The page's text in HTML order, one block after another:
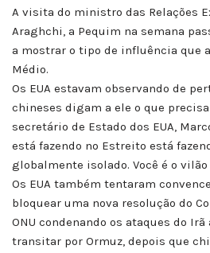
A visita do ministro das Relações
Araghchi, a Pequim na semana
a mostrar o tipo de influência que
Médio.
Os EUA estavam observando de
chineses digam a ele o que
secretário de Estado dos EUA,
está fazendo no Estreito está
globalmente isolado. Você é o vilão
Os EUA também tentaram
bloquear uma nova resolução do
ONU condenando os ataques do
transitar por Ormuz, depois que